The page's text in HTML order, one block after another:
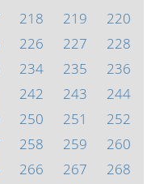
218 219
220
226 227
228
234 235
236
242 243
244
250 251
252
258 259
260
266 267
268